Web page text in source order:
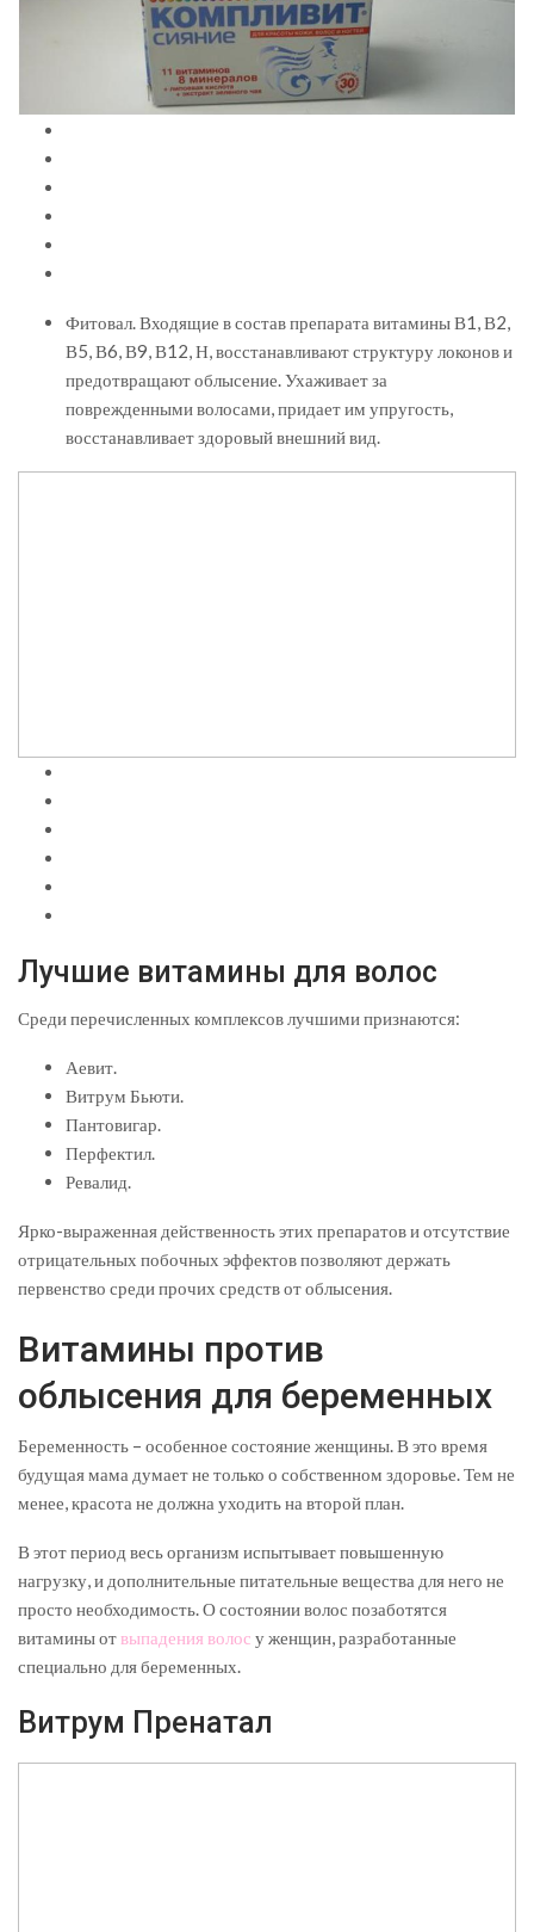
Фитовал. Входящие в состав препарата витамины В1, В2,
В5, В6, В9, В12, Н, восстанавливают структуру локонов и
предотвращают облысение. Ухаживает за
поврежденными волосами, придает им упругость,
восстанавливает здоровый внешний вид.
Лучшие витамины для волос
Среди перечисленных комплексов лучшими признаются:
Аевит.
Витрум Бьюти.
Пантовигар.
Перфектил.
Ревалид.
Ярко-выраженная действенность этих препаратов и отсутствие
отрицательных побочных эффектов позволяют держать
первенство среди прочих средств от облысения.
Витамины против
облысения для беременных
Беременность – особенное состояние женщины. В это время
будущая мама думает не только о собственном здоровье. Тем не
менее, красота не должна уходить на второй план.
В этот период весь организм испытывает повышенную
нагрузку, и дополнительные питательные вещества для него не
просто необходимость. О состоянии волос позаботятся
витамины отвыпадения волос у женщин, разработанные
специально для беременных.
Витрум Пренатал